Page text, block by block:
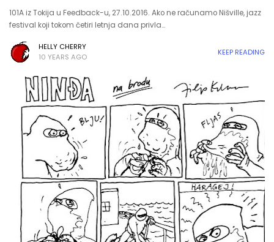
101A iz Tokija u Feedback-u, 27.10.2016. Ako ne računamo Nišville, jazz
festival koji tokom četiri letnja dana privla…
HELLY CHERRY
10 YEARS AGO
KEEP READING